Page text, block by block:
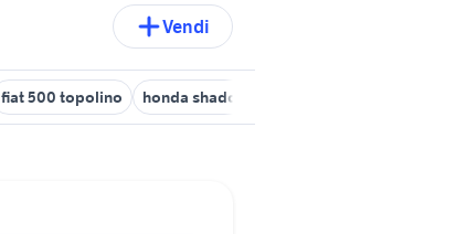
Vendi
fiat 500 topolino honda shadow 600 custom